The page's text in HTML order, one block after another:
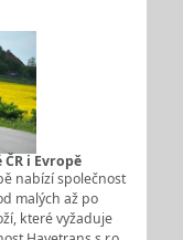
i Evropě
nabízí společnost
malých až po
které vyžaduje